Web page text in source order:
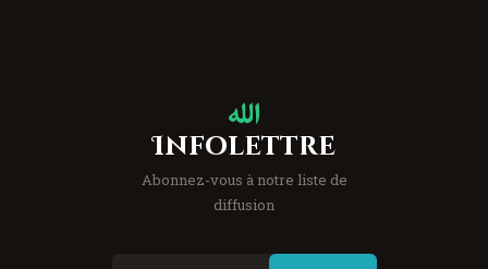
Infolettre
Abonnez-vous à notre liste de
diffusion